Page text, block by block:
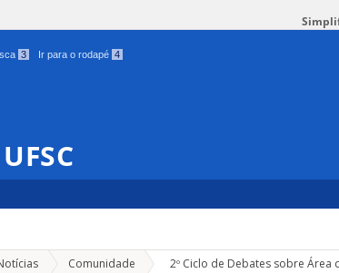
3 Ir para o rodapé 4
Comunidade » 2º Ciclo de Debates sobre